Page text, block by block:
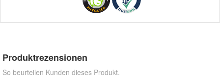
Produktrezensionen
So beurteilen Kunden dieses Produkt.